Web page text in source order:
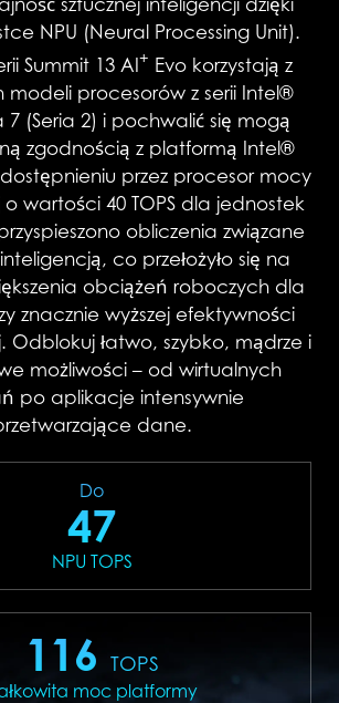
NPU (Neural Processing Unit).
Summit 13 AI+ Evo korzystają z
modeli procesorów z serii Intel®
(Seria 2) i pochwalić się mogą
zgodnością z platformą Intel®
przez procesor mocy
wartości 40 TOPS dla jednostek
obliczenia związane
co przełożyło się na
obciążeń roboczych dla
znacznie wyższej efektywności
Odblokuj łatwo, szybko, mądrze i
możliwości – od wirtualnych
po aplikacje intensywnie
dane.
Do
47
NPU TOPS
116 TOPS
moc platformy